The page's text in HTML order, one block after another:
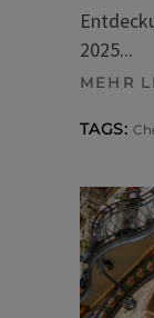
2025
MEHR
TAGS: